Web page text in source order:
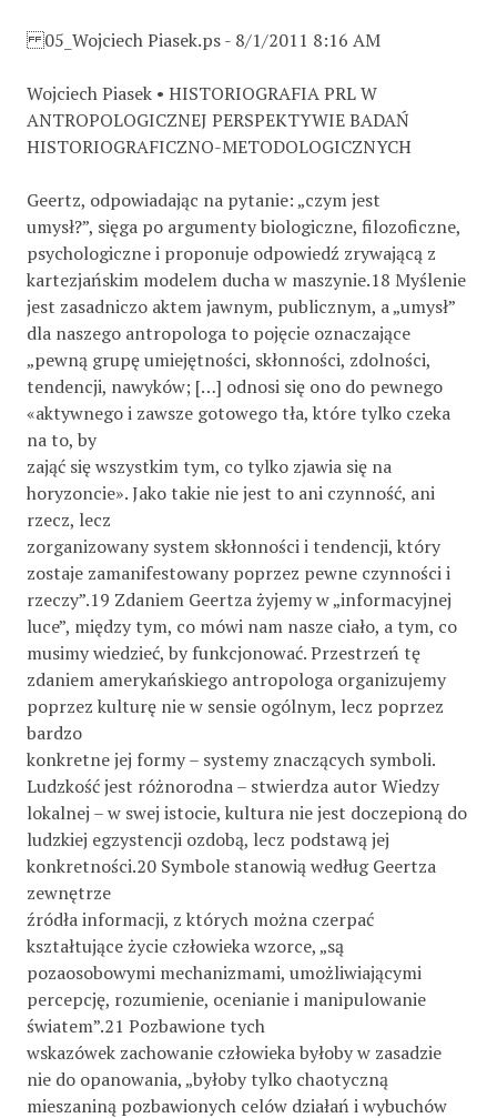
05_Wojciech Piasek.ps - 8/1/2011 8:16 AM
Wojciech Piasek • HISTORIOGRAFIA PRL W
ANTROPOLOGICZNEJ PERSPEKTYWIE BADAŃ
HISTORIOGRAFICZNO-METODOLOGICZNYCH
Geertz, odpowiadając na pytanie: „czym jest
umysł?”, sięga po argumenty biologiczne, filozoficzne,
psychologiczne i proponuje odpowiedź zrywającą z
kartezjańskim modelem ducha w maszynie.18 Myślenie
jest zasadniczo aktem jawnym, publicznym, a „umysł”
dla naszego antropologa to pojęcie oznaczające
„pewną grupę umiejętności, skłonności, zdolności,
tendencji, nawyków; […] odnosi się ono do pewnego
«aktywnego i zawsze gotowego tła, które tylko czeka
na to, by
zająć się wszystkim tym, co tylko zjawia się na
horyzoncie». Jako takie nie jest to ani czynność, ani
rzecz, lecz
zorganizowany system skłonności i tendencji, który
zostaje zamanifestowany poprzez pewne czynności i
rzeczy”.19 Zdaniem Geertza żyjemy w „informacyjnej
luce”, między tym, co mówi nam nasze ciało, a tym, co
musimy wiedzieć, by funkcjonować. Przestrzeń tę
zdaniem amerykańskiego antropologa organizujemy
poprzez kulturę nie w sensie ogólnym, lecz poprzez
bardzo
konkretne jej formy – systemy znaczących symboli.
Ludzkość jest różnorodna – stwierdza autor Wiedzy
lokalnej – w swej istocie, kultura nie jest doczepioną do
ludzkiej egzystencji ozdobą, lecz podstawą jej
konkretności.20 Symbole stanowią według Geertza
zewnętrze
źródła informacji, z których można czerpać
kształtujące życie człowieka wzorce, „są
pozaosobowymi mechanizmami, umożliwiającymi
percepcję, rozumienie, ocenianie i manipulowanie
światem”.21 Pozbawione tych
wskazówek zachowanie człowieka byłoby w zasadzie
nie do opanowania, „byłoby tylko chaotyczną
mieszaniną pozbawionych celów działań i wybuchów